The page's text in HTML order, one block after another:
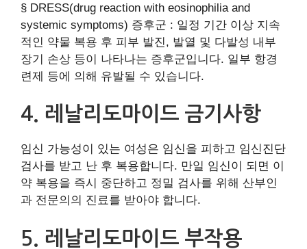
§ DRESS(drug reaction with eosinophilia and
systemic symptoms) 증후군 : 일정 기간 이상 지속
적인 약물 복용 후 피부 발진, 발열 및 다발성 내부
장기 손상 등이 나타나는 증후군입니다. 일부 항경
련제 등에 의해 유발될 수 있습니다.
4. 레날리도마이드 금기사항
임신 가능성이 있는 여성은 임신을 피하고 임신진단
검사를 받고 난 후 복용합니다. 만일 임신이 되면 이
약 복용을 즉시 중단하고 정밀 검사를 위해 산부인
과 전문의의 진료를 받아야 합니다.
5. 레날리도마이드 부작용